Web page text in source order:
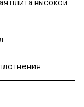
плита высокой